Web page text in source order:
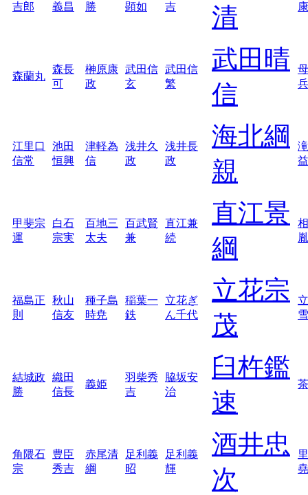
吉郎
義昌
勝
顕如
吉
清
康
森蘭丸
森長
可
榊原康
政
武田信
玄
武田信
繁
武田晴
信
江里口
信常
池田
恒興
津軽為
信
浅井久
政
浅井長
政
海北綱
親
益
甲斐宗
運
白石
宗実
百地三
太夫
百武賢
兼
直江兼
続
直江景
綱
胤
福島正
則
秋山
信友
種子島
時尭
稲葉一
鉄
立花ぎ
ん千代
立花宗
茂
雪
結城政
勝
織田
信長
義姫
羽柴秀
吉
脇坂安
治
臼杵鑑
速
角隈石
宗
豊臣
秀吉
赤尾清
綱
足利義
昭
足利義
輝
酒井忠
次
堯